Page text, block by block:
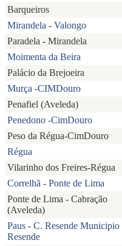
Barqueiros
Mirandela - Valongo
Paradela - Mirandela
Moimenta da Beira
Palácio da Brejoeira
Murça -CIMDouro
Penafiel (Aveleda)
Penedono -CimDouro
Peso da Régua-CimDouro
Régua
Vilarinho dos Freires-Régua
Correlhã - Ponte de Lima
Ponte de Lima - Cabração
(Aveleda)
Paus - C. Resende Municipio
Resende